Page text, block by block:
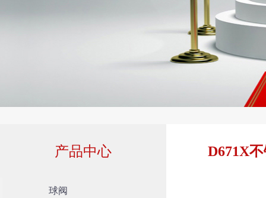
产品中心
球阀
D671X